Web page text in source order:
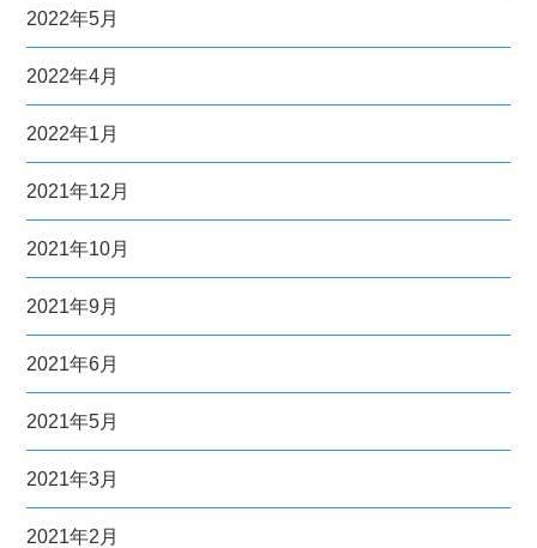
2022年5月
2022年4月
2022年1月
2021年12月
2021年10月
2021年9月
2021年6月
2021年5月
2021年3月
2021年2月